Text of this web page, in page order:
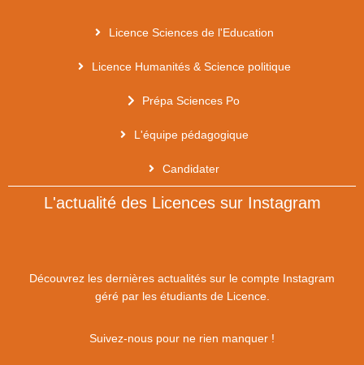
Licence Sciences de l'Education
Licence Humanités & Science politique
Prépa Sciences Po
L'équipe pédagogique
Candidater
L'actualité des Licences sur Instagram
Découvrez les dernières actualités sur le compte Instagram
géré par les étudiants de Licence.
Suivez-nous pour ne rien manquer !